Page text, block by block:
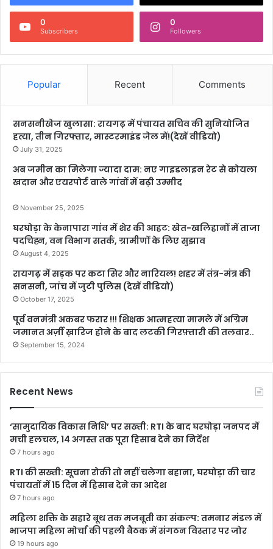
0
Subscribers
0
Followers
Popular Recent Comments
सनसनीखेज खुलासा: रायगढ़ में पंचायत सचिव की सुनियोजित
हत्या, तीन गिरफ्तार, मास्टरमाइंड जेल में!(देखें वीडियो)
July 31, 2025
अब जमीन का मिलेगा ज्यादा दाम: नए गाइडलाइन रेट से कोयला
खदान और एयरपोर्ट वाले गांवों में बढ़ी उम्मीद
November 25, 2025
घरघोड़ा के केनापारा गांव में शेर की आहट: खेत-खलिहानों में ताजा
पदचिह्न, वन विभाग सतर्क, ग्रामीणों के लिए सुझाव
August 4, 2025
रायगढ़ में सड़क पर कटा सिर और नारियल! शहर में तंत्र-मंत्र की
सनसनी, जांच में जुटी पुलिस (देखें वीडियो)
October 17, 2025
पूर्व वनमंत्री अकबर फरार !!! शिक्षक आत्महत्या मामले में अग्रिम
जमानत अर्ज़ी ख़ारिज होने के बाद लटकी गिरफ़्तारी की तलवार..
September 15, 2024
Recent News
‘सामुदायिक विकास निधि’ पर सख्ती: RTI के बाद घरघोड़ा जनपद में
मची हलचल, 14 अगस्त तक पूरा हिसाब देने का निर्देश
7 hours ago
RTI की सख्ती: सूचना रोकी तो नहीं चलेगा बहाना, घरघोड़ा की चार
पंचायतों में 15 दिन में हिसाब देने का आदेश
7 hours ago
महिला शक्ति के सहारे बूथ तक मजबूती का संकल्प: तमनार मंडल में
भाजपा महिला मोर्चा की पहली बैठक में संगठन विस्तार पर जोर
19 hours ago